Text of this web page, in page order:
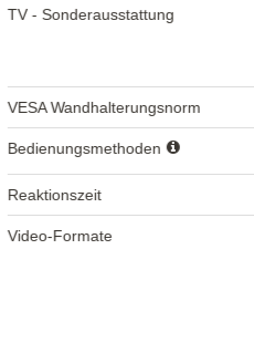
TV - Sonderausstattung
VESA Wandhalterungsnorm
Bedienungsmethoden
Reaktionszeit
Video-Formate